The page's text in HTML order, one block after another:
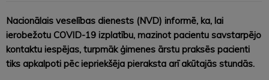
Nacionālais veselības dienests (NVD) informē, ka, lai
ierobežotu COVID-19 izplatību, mazinot pacientu savstarpējo
kontaktu iespējas, turpmāk ģimenes ārstu praksēs pacienti
tiks apkalpoti pēc iepriekšēja pieraksta arī akūtajās stundās.